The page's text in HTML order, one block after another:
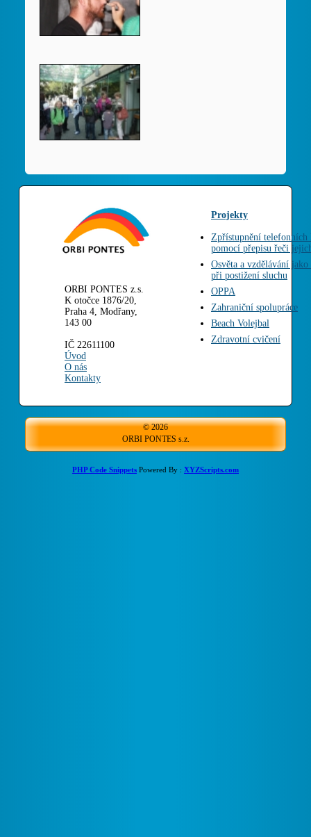
ORBI PONTES z.s.
K otočce 1876/20,
Praha 4, Modřany,
143 00
IČ 22611100
Úvod
O nás
Kontakty
Projekty
Zpřístupnění
pomocí přepisu řeči
Osvěta a vzdělávání
při postižení sluchu
OPPA
Zahraniční spolupráce
Beach Volejbal
Zdravotní cvičení
© 2026
ORBI PONTES s.z.
PHP Code Snippets Powered By : XYZScripts.com